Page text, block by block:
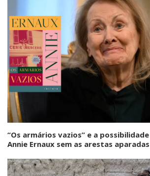
“Os armários vazios” e a
Annie Ernaux sem as arestas aparadas